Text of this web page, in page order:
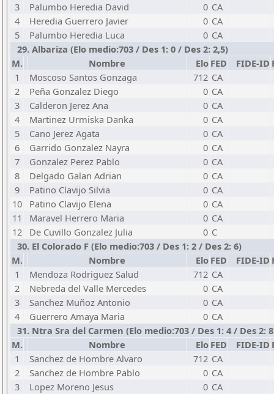
3
Palumbo Heredia David 0 CA
4
Heredia Guerrero Javier 0 CA
5
Palumbo Heredia Luca 0 CA
29. Albariza (Elo medio:703 / Des 1: 0 / Des 2: 2,5)
M.
Nombre Elo FED FIDE-ID
1
Moscoso Santos Gonzaga 712 CA
2
Peña Gonzalez Diego 0 CA
3
Calderon Jerez Ana 0 CA
4
Martinez Urmiska Danka 0 CA
5
Cano Jerez Agata 0 CA
6
Garrido Gonzalez Nayra 0 CA
7
Gonzalez Perez Pablo 0 CA
8
Delgado Galan Adrian 0 CA
9
Patino Clavijo Silvia 0 CA
10
Patino Clavijo Elena 0 CA
11
Maravel Herrero Maria 0 CA
12
De Cuvillo Gonzalez Julia 0 C
30. El Colorado F (Elo medio:703 / Des 1: 2 / Des 2: 6)
M.
Nombre Elo FED FIDE-ID
1
Mendoza Rodriguez Salud 712 CA
2
Nebreda del Valle Mercedes 0 CA
3
Sanchez Muñoz Antonio 0 CA
4
Guerrero Amaya Maria 0 CA
31. Ntra Sra del Carmen (Elo medio:703 / Des 1: 4 / Des 2:
M.
Nombre Elo FED FIDE-ID
1
Sanchez de Hombre Alvaro 712 CA
2
Sanchez de Hombre Pablo 0 CA
3
Lopez Moreno Jesus 0 CA